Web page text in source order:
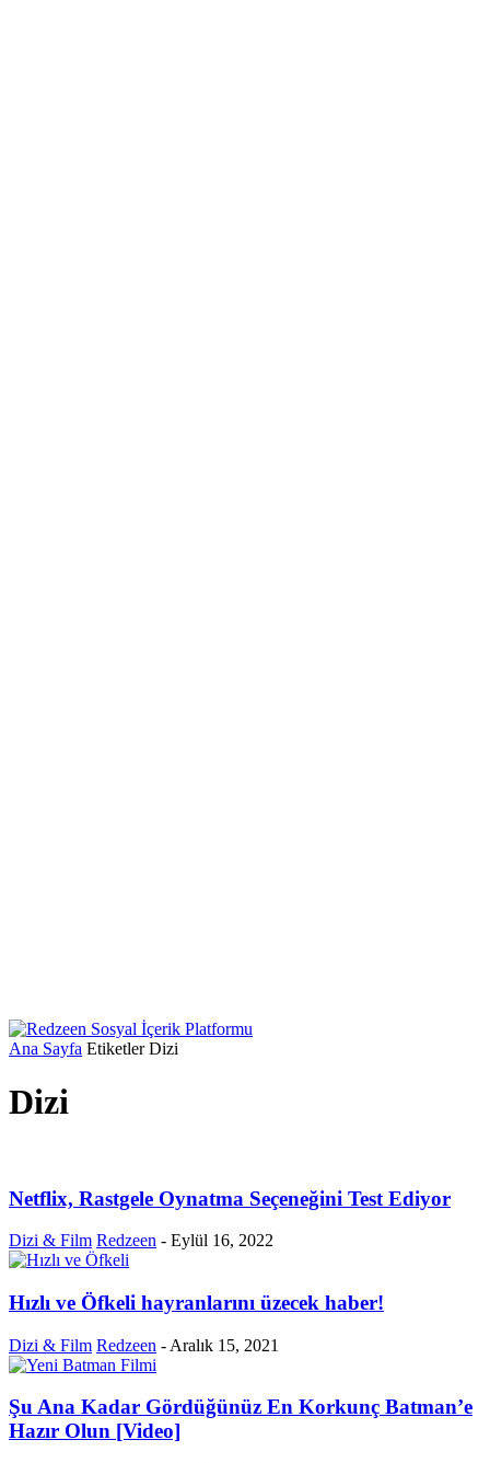
Ana Sayfa Etiketler Dizi
Dizi
Netflix, Rastgele Oynatma Seçeneğini Test Ediyor
Dizi & Film Redzeen - Eylül 16, 2022
Hızlı ve Öfkeli hayranlarını üzecek haber!
Dizi & Film Redzeen - Aralık 15, 2021
Şu Ana Kadar Gördüğünüz En Korkunç Batman’e
Hazır Olun [Video]